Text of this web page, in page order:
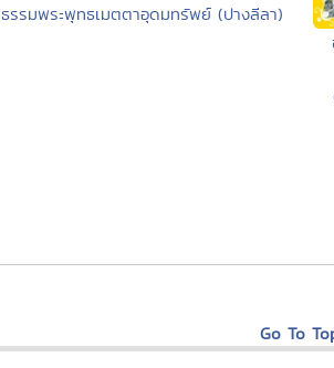
ธรรมพระพุทธเมตตาอุดมทรัพย์ (ปางลีลา)
Go To